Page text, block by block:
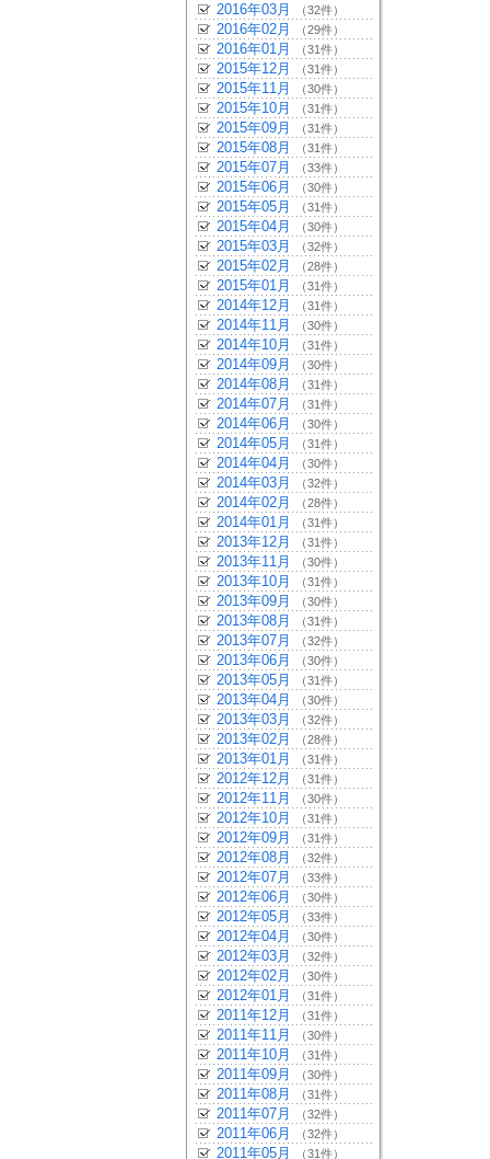
2016年03月 （32件）
2016年02月 （29件）
2016年01月 （31件）
2015年12月 （31件）
2015年11月 （30件）
2015年10月 （31件）
2015年09月 （31件）
2015年08月 （31件）
2015年07月 （33件）
2015年06月 （30件）
2015年05月 （31件）
2015年04月 （30件）
2015年03月 （32件）
2015年02月 （28件）
2015年01月 （31件）
2014年12月 （31件）
2014年11月 （30件）
2014年10月 （31件）
2014年09月 （30件）
2014年08月 （31件）
2014年07月 （31件）
2014年06月 （30件）
2014年05月 （31件）
2014年04月 （30件）
2014年03月 （32件）
2014年02月 （28件）
2014年01月 （31件）
2013年12月 （31件）
2013年11月 （30件）
2013年10月 （31件）
2013年09月 （30件）
2013年08月 （31件）
2013年07月 （32件）
2013年06月 （30件）
2013年05月 （31件）
2013年04月 （30件）
2013年03月 （32件）
2013年02月 （28件）
2013年01月 （31件）
2012年12月 （31件）
2012年11月 （30件）
2012年10月 （31件）
2012年09月 （31件）
2012年08月 （32件）
2012年07月 （33件）
2012年06月 （30件）
2012年05月 （33件）
2012年04月 （30件）
2012年03月 （32件）
2012年02月 （30件）
2012年01月 （31件）
2011年12月 （31件）
2011年11月 （30件）
2011年10月 （31件）
2011年09月 （30件）
2011年08月 （31件）
2011年07月 （32件）
2011年06月 （32件）
2011年05月 （31件）